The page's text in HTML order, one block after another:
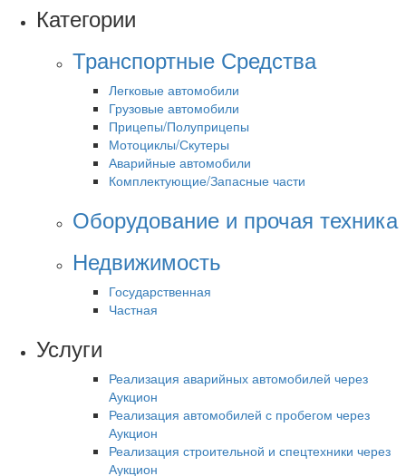
Категории
Транспортные Средства
Легковые автомобили
Грузовые автомобили
Прицепы/Полуприцепы
Мотоциклы/Скутеры
Аварийные автомобили
Комплектующие/Запасные части
Оборудование и прочая техника
Недвижимость
Государственная
Частная
Услуги
Реализация аварийных автомобилей через
Аукцион
Реализация автомобилей с пробегом через
Аукцион
Реализация строительной и спецтехники через
Аукцион